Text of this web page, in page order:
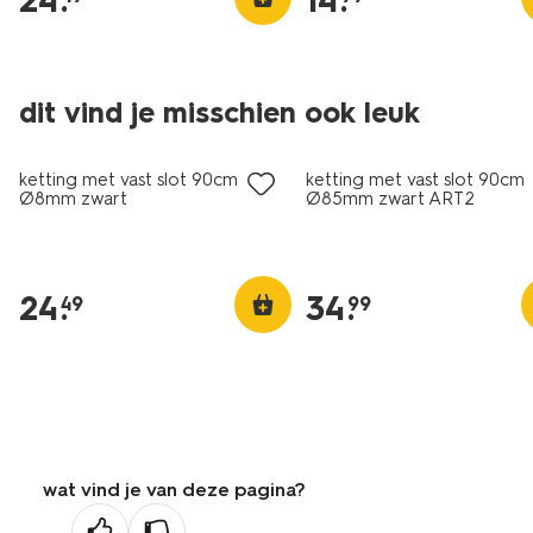
dit vind je misschien ook leuk
ketting met vast slot 90cm
Ø8mm zwart
24.
49
ketting met vast slot 90cm
Ø85mm zwart ART2
34.
99
wat vind je van deze pagina?